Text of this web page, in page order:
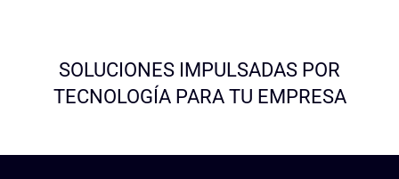
SOLUCIONES IMPULSADAS POR
TECNOLOGÍA PARA TU EMPRESA